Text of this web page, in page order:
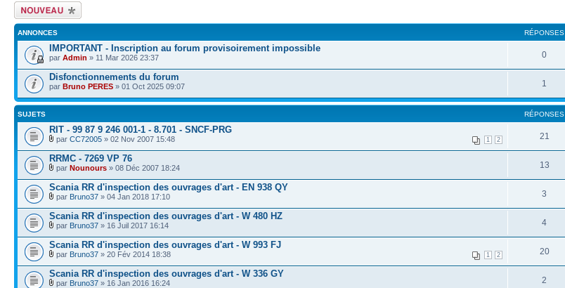
Écrire un nouveau
sujet
ANNONCES RÉPONSES
IMPORTANT - Inscription au forum provisoirement impossible
par Admin » 11 Mar 2026 23:37 0
Disfonctionnements du forum
par Bruno PERES » 01 Oct 2025 09:07 1
SUJETS RÉPONSES
RIT - 99 87 9 246 001-1 - 8.701 - SNCF-PRG
1 2
par CC72005 » 02 Nov 2007 15:48 21
RRMC - 7269 VP 76
par Nounours » 08 Déc 2007 18:24 13
Scania RR d'inspection des ouvrages d'art - EN 938 QY
par Bruno37 » 04 Jan 2018 17:10 3
Scania RR d'inspection des ouvrages d'art - W 480 HZ
par Bruno37 » 16 Juil 2017 16:14 4
Scania RR d'inspection des ouvrages d'art - W 993 FJ
1 2
par Bruno37 » 20 Fév 2014 18:38 20
Scania RR d'inspection des ouvrages d'art - W 336 GY
par Bruno37 » 16 Jan 2016 16:24 2